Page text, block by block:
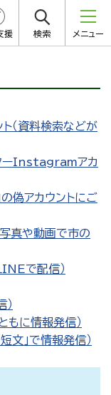
援 検索 メニュー
（資料検索などが
ーInstagramアカ
の偽アカウントにご
真や動画で市の
で配信）
もに情報発信）
」で情報発信）